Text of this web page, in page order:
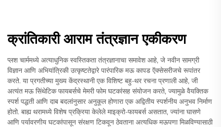
क्रांतिकारी आराम तंत्रज्ञान एकीकरण
प्लश चार्ममध्ये अत्याधुनिक स्वस्तिकता तंत्रज्ञानाचा समावेश आहे, जे नवीन सामग्री
विज्ञान आणि अभियांत्रिकी उत्कृष्टतेद्वारे पारंपारिक मऊ कापड ऍक्सेसरीजचे रूपांतर
करते. या प्रगतीच्या मुख्य केंद्रस्थानी एक विशिष्ट बहु-थर रचना प्रणाली आहे, जी
अत्यंत मऊ सिंथेटिक फायबर्सचे मेमरी फोम घटकांसह संयोजन करते, ज्यामुळे वैयक्तिक
स्पर्श पद्धती आणि दाब बदलांनुसार अनुकूल होणारा एक अद्वितीय स्पर्शनीय अनुभव निर्माण
होतो. बाह्य थरामध्ये विशेष प्रक्रिया केलेले माइक्रो-फायबर्स असतात, ज्यांना घासणे
आणि पर्यावरणीय घटकांपासून संरक्षण टिकवून ठेवताना अत्यधिक मऊपणा मिळविण्यासाठी